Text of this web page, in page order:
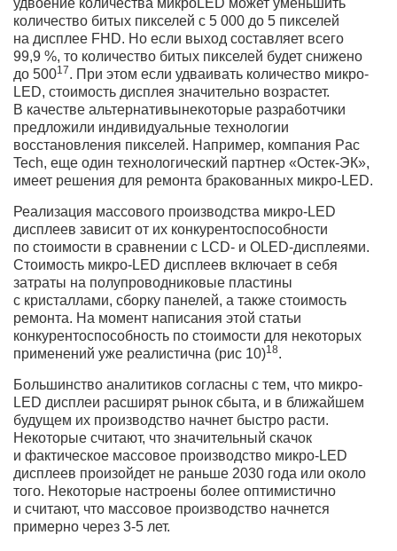
количество битых пикселей с 5 000 до 5 пикселей
на дисплее FHD. Но если выход составляет всего
99,9 %, то количество битых пикселей будет снижено
до 50017. При этом если удваивать количество микро-
LED, стоимость дисплея значительно возрастет.
В качестве альтернативынекоторые разработчики
предложили индивидуальные технологии
восстановления пикселей. Например, компания Pac
Tech, еще один технологический партнер «Остек-ЭК»,
имеет решения для ремонта бракованных микро-LED.
Реализация массового производства микро-LED
дисплеев зависит от их конкурентоспособности
по стоимости в сравнении с LCD- и OLED-дисплеями.
Стоимость микро-LED дисплеев включает в себя
затраты на полупроводниковые пластины
с кристаллами, сборку панелей, а также стоимость
ремонта. На момент написания этой статьи
конкурентоспособность по стоимости для некоторых
применений уже реалистична (рис 10)18.
Большинство аналитиков согласны с тем, что микро-
LED дисплеи расширят рынок сбыта, и в ближайшем
будущем их производство начнет быстро расти.
Некоторые считают, что значительный скачок
и фактическое массовое производство микро-LED
дисплеев произойдет не раньше 2030 года или около
того. Некоторые настроены более оптимистично
и считают, что массовое производство начнется
примерно через 3-5 лет.